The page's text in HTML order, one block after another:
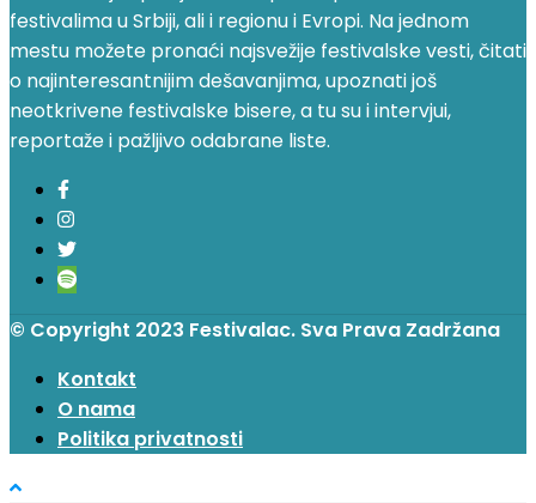
festivalima u Srbiji, ali i regionu i Evropi. Na jednom
mestu možete pronaći najsvežije festivalske vesti, čitati
o najinteresantnijim dešavanjima, upoznati još
neotkrivene festivalske bisere, a tu su i intervjui,
reportaže i pažljivo odabrane liste.
© Copyright 2023 Festivalac. Sva Prava Zadržana
Kontakt
O nama
Politika privatnosti